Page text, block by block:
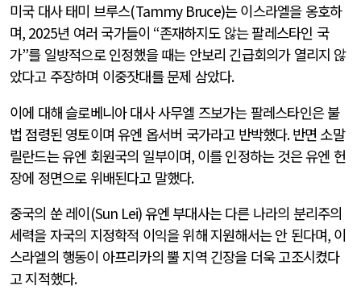
미국 대사 태미 브루스(Tammy Bruce)는 이스라엘을 옹호하
며, 2025년 여러 국가들이 “존재하지도 않는 팔레스타인 국
가”를 일방적으로 인정했을 때는 안보리 긴급회의가 열리지 않
았다고 주장하며 이중잣대를 문제 삼았다.
이에 대해 슬로베니아 대사 사무엘 즈보가는 팔레스타인은 불
법 점령된 영토이며 유엔 옵서버 국가라고 반박했다.반면 소말
릴란드는 유엔 회원국의 일부이며, 이를 인정하는 것은 유엔 헌
장에 정면으로 위배된다고 말했다.
중국의 쑨 레이(Sun Lei)유엔 부대사는 다른 나라의 분리주의
세력을 자국의 지정학적 이익을 위해 지원해서는 안 된다며, 이
스라엘의 행동이 아프리카의 뿔 지역 긴장을 더욱 고조시켰다
고 지적했다.